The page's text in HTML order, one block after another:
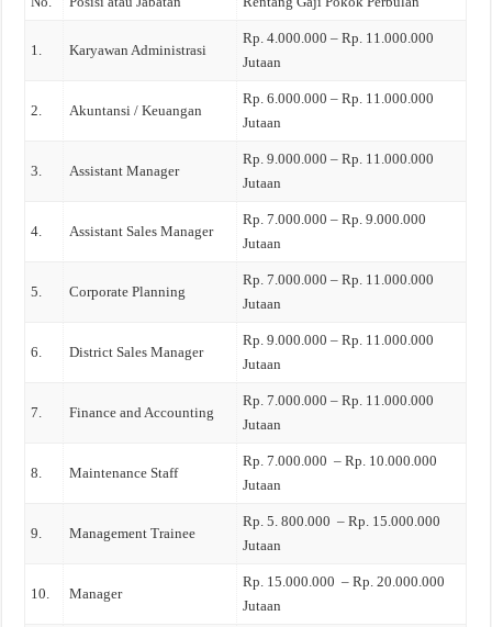
1. Karyawan Administrasi
Rp. 4.000.000 – Rp. 11.000.000
Jutaan
2. Akuntansi / Keuangan
Rp. 6.000.000 – Rp. 11.000.000
Jutaan
3. Assistant Manager
Rp. 9.000.000 – Rp. 11.000.000
Jutaan
4. Assistant Sales Manager
Rp. 7.000.000 – Rp. 9.000.000
Jutaan
5. Corporate Planning
Rp. 7.000.000 – Rp. 11.000.000
Jutaan
6. District Sales Manager
Rp. 9.000.000 – Rp. 11.000.000
Jutaan
7. Finance and Accounting
Rp. 7.000.000 – Rp. 11.000.000
Jutaan
8. Maintenance Staff
Rp. 7.000.000 – Rp. 10.000.000
Jutaan
9. Management Trainee
Rp. 5. 800.000 – Rp. 15.000.000
Jutaan
10. Manager
Rp. 15.000.000 – Rp. 20.000.000
Jutaan